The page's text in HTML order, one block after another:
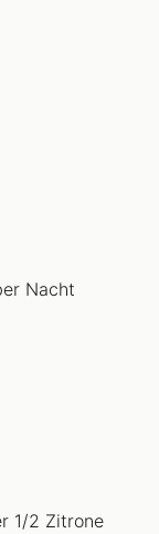
Nacht
1/2 Zitrone